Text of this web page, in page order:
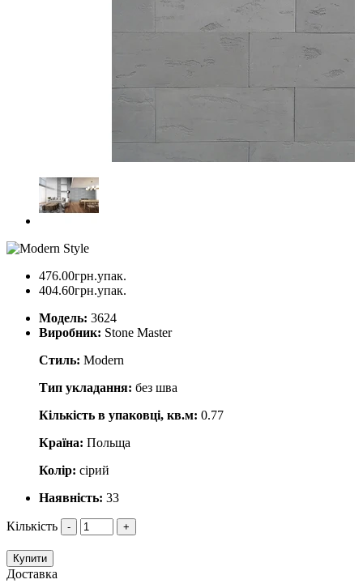
476.00грн.упак.
404.60грн.упак.
Модель: 3624
Виробник: Stone Master
Стиль: Modern
Тип укладання: без шва
Кількість в упаковці, кв.м: 0.77
Країна: Польща
Колір: сірий
Наявність: 33
Кількість - +
Купити
Доставка